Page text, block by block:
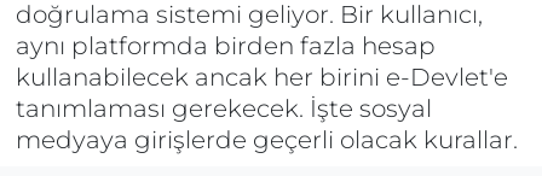
doğrulama sistemi geliyor. Bir kullanıcı,
aynı platformda birden fazla hesap
kullanabilecek ancak her birini e-Devlet'e
tanımlaması gerekecek. İşte sosyal
medyaya girişlerde geçerli olacak kurallar.
RESMİ İLAN
EĞİTİM
SAĞLIK
TEKNOLOJİ
Son Dakika Haberleri
Haber Arşivi